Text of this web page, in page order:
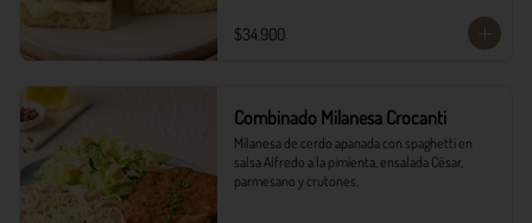
$34.900
Combinado Milanesa Crocanti
Milanesa de cerdo apanada con spaghetti en
salsa Alfredo a la pimienta, ensalada César,
parmesano y crutones.